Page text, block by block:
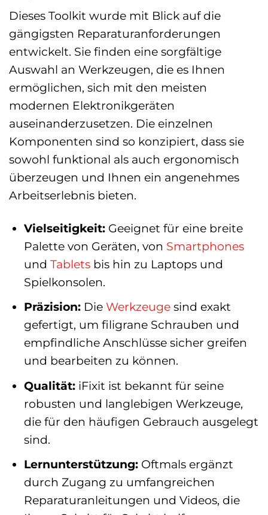
Dieses Toolkit wurde mit Blick auf die
gängigsten Reparaturanforderungen
entwickelt. Sie finden eine sorgfältige
Auswahl an Werkzeugen, die es Ihnen
ermöglichen, sich mit den meisten
modernen Elektronikgeräten
auseinanderzusetzen. Die einzelnen
Komponenten sind so konzipiert, dass sie
sowohl funktional als auch ergonomisch
überzeugen und Ihnen ein angenehmes
Arbeitserlebnis bieten.
Vielseitigkeit:Geeignet für eine breite
Palette von Geräten, von Smartphones
und Tabletsbis hin zu Laptops und
Spielkonsolen.
Präzision:Die Werkzeugesind exakt
gefertigt, um filigrane Schrauben und
empfindliche Anschlüsse sicher greifen
und bearbeiten zu können.
Qualität:iFixit ist bekannt für seine
robusten und langlebigen Werkzeuge,
die für den häufigen Gebrauch ausgelegt
sind.
Lernunterstützung:Oftmals ergänzt
durch Zugang zu umfangreichen
Reparaturanleitungen und Videos, die